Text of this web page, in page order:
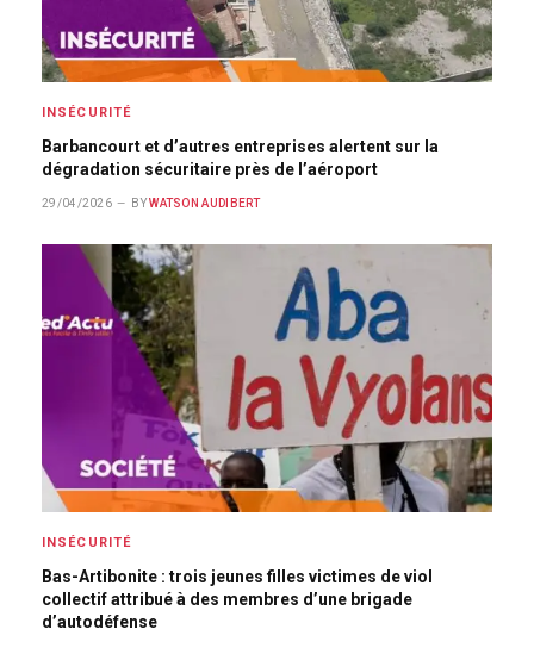
INSÉCURITÉ
Barbancourt et d’autres entreprises alertent sur la
dégradation sécuritaire près de l’aéroport
29/04/2026 BY WATSON AUDIBERT
INSÉCURITÉ
Bas-Artibonite : trois jeunes filles victimes de viol
collectif attribué à des membres d’une brigade
d’autodéfense